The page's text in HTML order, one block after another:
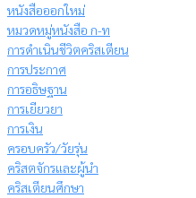
หนังสือออกใหม่
หมวดหมู่หนังสือ ก-ท
การดำเนินชีวิตคริสเตียน
การประกาศ
การอธิษฐาน
การเยียวยา
การเงิน
ครอบครัว/วัยรุ่น
คริสตจักรและผู้นำ
คริสเตียนศึกษา